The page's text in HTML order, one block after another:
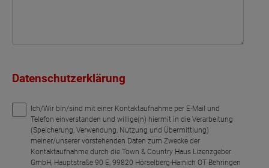
Datenschutzerklärung
Ich/Wir bin/sind mit einer Kontaktaufnahme per E-Mail und
Telefon einverstanden und willige(n) hiermit in die Verarbeitung
(Speicherung, Verwendung, Nutzung und Übermittlung)
meiner/unserer vorstehenden Daten zum Zwecke der
Kontaktaufnahme durch die Town & Country Haus Lizenzgeber
GmbH, Hauptstraße 90 E, 99820 Hörselberg-Hainich OT Behringen